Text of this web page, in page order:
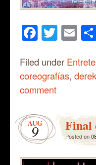
Filed under
coreografías,
comment
AUG
9 Final
Posted on